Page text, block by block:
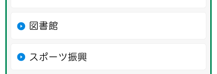
図書館
スポーツ振興